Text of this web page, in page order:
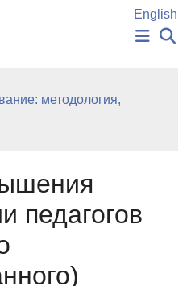
English
методология,
педагогов